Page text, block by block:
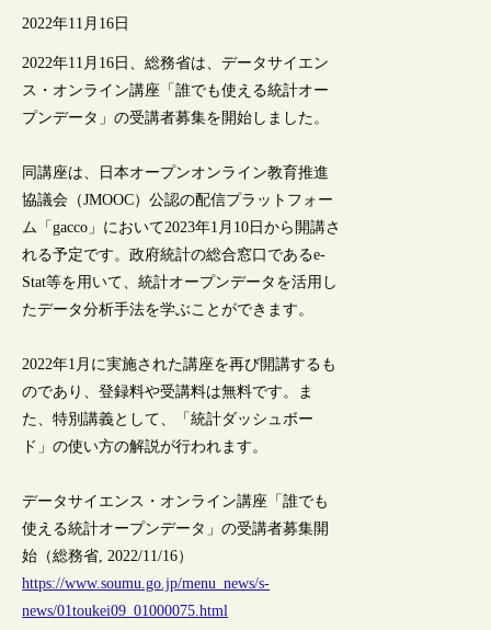
2022年11月16日
2022年11月16日、総務省は、データサイエン
ス・オンライン講座「誰でも使える統計オー
プンデータ」の受講者募集を開始しました。
同講座は、日本オープンオンライン教育推進
協議会（JMOOC）公認の配信プラットフォー
ム「gacco」において2023年1月10日から開講さ
れる予定です。政府統計の総合窓口であるe-
Stat等を用いて、統計オープンデータを活用し
たデータ分析手法を学ぶことができます。
2022年1月に実施された講座を再び開講するも
のであり、登録料や受講料は無料です。ま
た、特別講義として、「統計ダッシュボー
ド」の使い方の解説が行われます。
データサイエンス・オンライン講座「誰でも
使える統計オープンデータ」の受講者募集開
始（総務省, 2022/11/16）
https://www.soumu.go.jp/menu_news/s-
news/01toukei09_01000075.html